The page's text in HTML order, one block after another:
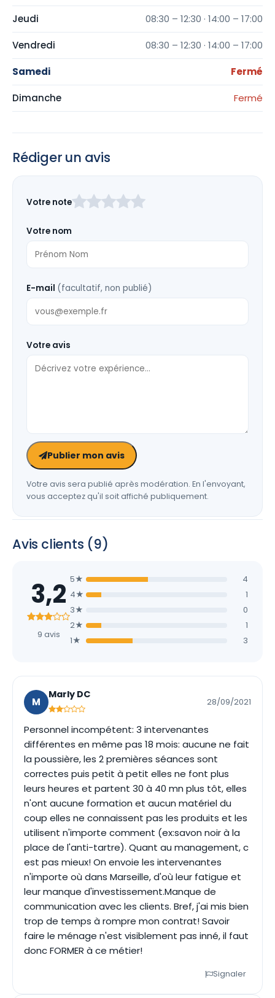
Jeudi 08:30 – 12:30 · 14:00 – 17:00
Vendredi 08:30 – 12:30 · 14:00 – 17:00
Samedi Fermé
Dimanche Fermé
Rédiger un avis
ce
vide
Votre note
Votre nom
E-mail (facultatif, non publié)
Votre avis
Publier mon avis
Votre avis sera publié après modération. En l'envoyant,
vous acceptez qu'il soit affiché publiquement.
Avis clients (9)
3,2
9 avis
5★
4
4★
1
3★
0
2★
1
1★
3
M
Marly DC
28/09/2021
Personnel incompétent: 3 intervenantes
différentes en même pas 18 mois: aucune ne fait
la poussière, les 2 premières séances sont
correctes puis petit à petit elles ne font plus
leurs heures et partent 30 à 40 mn plus tôt, elles
n'ont aucune formation et aucun matériel du
coup elles ne connaissent pas les produits et les
utilisent n'importe comment (ex:savon noir à la
place de l'anti-tartre). Quant au management, c
est pas mieux! On envoie les intervenantes
n'importe où dans Marseille, d'où leur fatigue et
leur manque d'investissement.Manque de
communication avec les clients. Bref, j'ai mis bien
trop de temps à rompre mon contrat! Savoir
faire le ménage n'est visiblement pas inné, il faut
donc FORMER à ce métier!
Signaler